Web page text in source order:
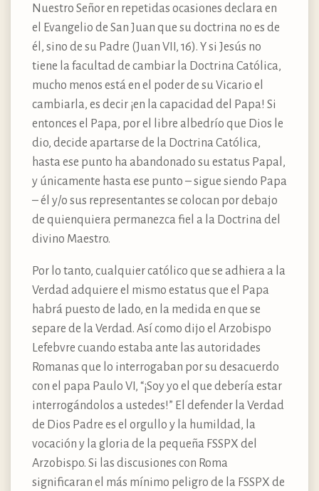
Nuestro Señor en repetidas ocasiones declara en
el Evangelio de San Juan que su doctrina no es de
él, sino de su Padre (Juan VII, 16). Y si Jesús no
tiene la facultad de cambiar la Doctrina Católica,
mucho menos está en el poder de su Vicario el
cambiarla, es decir ¡en la capacidad del Papa! Si
entonces el Papa, por el libre albedrío que Dios le
dio, decide apartarse de la Doctrina Católica,
hasta ese punto ha abandonado su estatus Papal,
y únicamente hasta ese punto – sigue siendo Papa
– él y/o sus representantes se colocan por debajo
de quienquiera permanezca fiel a la Doctrina del
divino Maestro.
Por lo tanto, cualquier católico que se adhiera a la
Verdad adquiere el mismo estatus que el Papa
habrá puesto de lado, en la medida en que se
separe de la Verdad. Así como dijo el Arzobispo
Lefebvre cuando estaba ante las autoridades
Romanas que lo interrogaban por su desacuerdo
con el papa Paulo VI, “¡Soy yo el que debería estar
interrogándolos a ustedes!” El defender la Verdad
de Dios Padre es el orgullo y la humildad, la
vocación y la gloria de la pequeña FSSPX del
Arzobispo. Si las discusiones con Roma
significaran el más mínimo peligro de la FSSPX de